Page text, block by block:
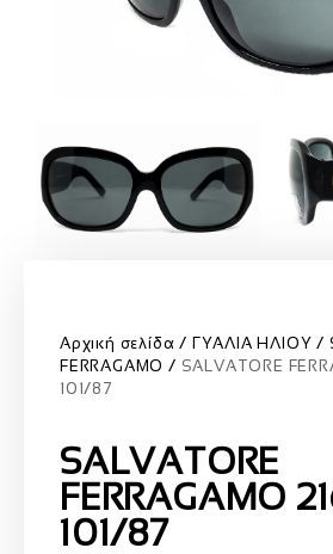
Αρχική σελίδα ΓΥΑΛΙΑ ΗΛΙΟΥ
FERRAGAMO
SALVATORE
101/87
SALVATORE
FERRAGAMO
101/87